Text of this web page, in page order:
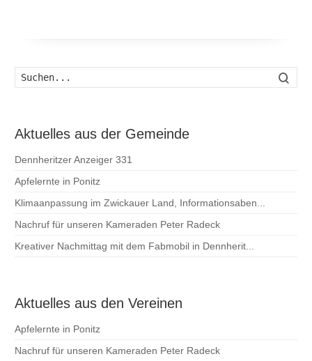
Aktuelles aus der Gemeinde
Dennheritzer Anzeiger 331
Apfelernte in Ponitz
Klimaanpassung im Zwickauer Land, Informationsaben...
Nachruf für unseren Kameraden Peter Radeck
Kreativer Nachmittag mit dem Fabmobil in Dennherit...
Aktuelles aus den Vereinen
Apfelernte in Ponitz
Nachruf für unseren Kameraden Peter Radeck